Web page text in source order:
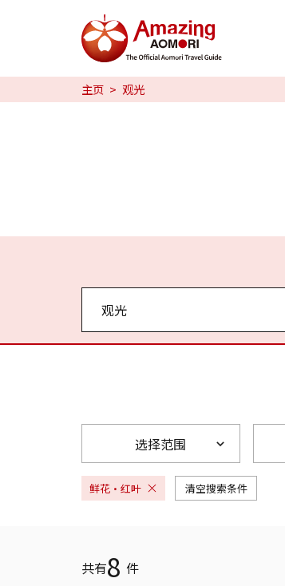
特辑
日本魅力
主页 观光
观光
选择范围
鲜花·红叶 清空搜索条件
共有8 件